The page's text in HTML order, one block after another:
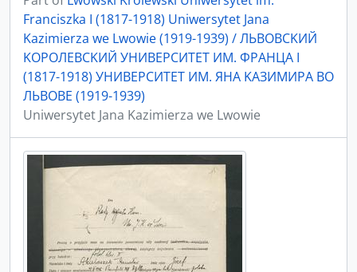
Franciszka I (1817-1918) Uniwersytet Jana
Kazimierza we Lwowie (1919-1939) / ЛЬBOBCKИЙ
KOPOЛEBCKИЙ УНИBEPCИTET ИМ. ФPAНЦA I
(1817-1918) УНИBEPCИTET ИМ. ЯНA KAЗИМИPA ВO
ЛЬBOBE (1919-1939)
Uniwersytet Jana Kazimierza we Lwowie